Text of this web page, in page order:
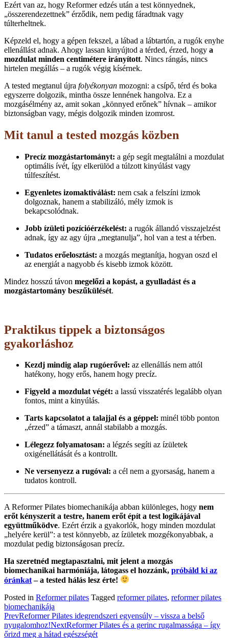
Ezért van az, hogy Reformer edzés után a test könnyednek,
„összerendezettnek” érződik, nem pedig fáradtnak vagy
túlterheltnek.
Képzeld el, hogy a gépen fekszel, a lábad a lábtartón, a rugók enyhe
ellenállást adnak. Ahogy lassan kinyújtod a térded, érzed, hogy a
mozdulat minden centimétere irányított. Nincs rángás, nincs
hirtelen megállás – a rugók végig kísérnek.
A tested megtanul újra folyékonyan mozogni: a csípő, térd és boka
egyszerre dolgozik, mintha össze lennének hangolva. Ez a
mozgásélmény az, amit sokan „könnyed erőnek” hívnak – amikor
biztonságban vagy, mégis dolgozik minden izomrost.
Mit tanul a tested mozgás közben
Precíz mozgástartományt: a gép segít megtalálni a mozdulat
optimális ívét, így elkerülöd a túlzott kinyúlást vagy
túlfeszítést.
Egyenletes izomaktiválást: nem csak a felszíni izmok
dolgoznak, hanem a stabilizáló, mély izmok is
bekapcsolódnak.
Jobb ízületi pozícióérzékelést: a rugók állandó visszajelzést
adnak, így az agy újra „megtanulja”, hol van a test a térben.
Tudatos erőelosztást: a mozgás megtanítja, hogyan oszd el
az energiát a nagyobb és kisebb izmok között.
Mindez hosszú távon megelőzi a kopást, a gyulladást és a
mozgástartomány beszűkülését.
Praktikus tippek a biztonságos
gyakorláshoz
Kezdj mindig alap rugóerővel: az ellenállás nem attól
hatékony, hogy erős, hanem hogy precíz.
Figyeld a mozdulat végét: a lassú visszatérés legalább olyan
fontos, mint a kinyúlás.
Tarts kapcsolatot a talajjal és a géppel: minél több ponton
„érzed” a támaszt, annál stabilabb a mozgás.
Lélegezz folyamatosan: a légzés segíti az ízületek
oxigénellátását és a kontrollt.
Ne versenyezz a rugóval: a cél nem a gyorsaság, hanem a
tudatos kontroll.
A Reformer Pilates biomechanikája abban különleges, hogy nem
erőt kényszerít a testre, hanem erőt épít a test logikájával
együttműködve. Ezért érzik a gyakorlók, hogy minden mozdulat
„helyére kerül”: a test könnyebb, az ízületek mozgékonyabbak, a
mozdulat pedig biztonságosan precíz.
Ha szeretnéd megtapasztalni, mit jelent a mozgás
biomechanikai harmóniája, látogass el hozzánk, próbáld ki az
óránkat– a tested hálás lesz érte!
Posted in Reformer pilates Tagged reformer pilates, reformer pilates
biomechanikája
Post
navigation
PrevReformer Pilates idegrendszeri egyensúly – vissza a belső
nyugalomhoz!NextReformer Pilates és a gerinc rugalmassága – így
őrizd meg a hátad egészségét